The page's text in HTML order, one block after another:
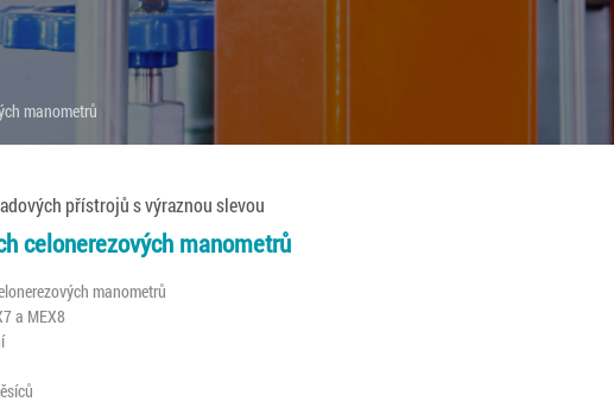
manometrů
přístrojů s výraznou slevou
celonerezových manometrů
manometrů
a MEX8